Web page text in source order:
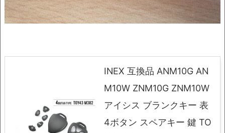
INEX 互換品 ANM10G AN
M10W ZNM10G ZNM10W
アイシス ブランクキー 表
4ボタン スペアキー 鍵 TO